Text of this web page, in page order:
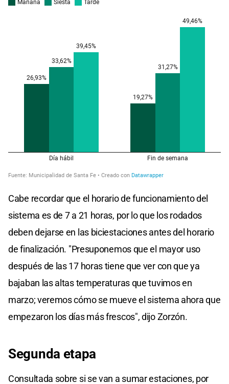
Cabe recordar que el horario de funcionamiento del
sistema es de 7 a 21 horas, por lo que los rodados
deben dejarse en las biciestaciones antes del horario
de finalización. "Presuponemos que el mayor uso
después de las 17 horas tiene que ver con que ya
bajaban las altas temperaturas que tuvimos en
marzo; veremos cómo se mueve el sistema ahora que
empezaron los días más frescos", dijo Zorzón.
Segunda etapa
Consultada sobre si se van a sumar estaciones, por